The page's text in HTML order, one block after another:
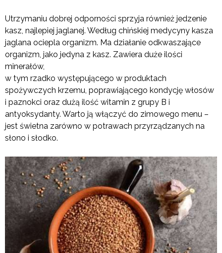
Utrzymaniu dobrej odporności sprzyja również jedzenie
kasz, najlepiej jaglanej. Według chińskiej medycyny kasza
jaglana ociepla organizm. Ma działanie odkwaszające
organizm, jako jedyna z kasz. Zawiera duże ilości
minerałów,
w tym rzadko występującego w produktach
spożywczych krzemu, poprawiającego kondycję włosów
i paznokci oraz dużą ilość witamin z grupy B i
antyoksydanty. Warto ją włączyć do zimowego menu –
jest świetna zarówno w potrawach przyrządzanych na
słono i słodko.